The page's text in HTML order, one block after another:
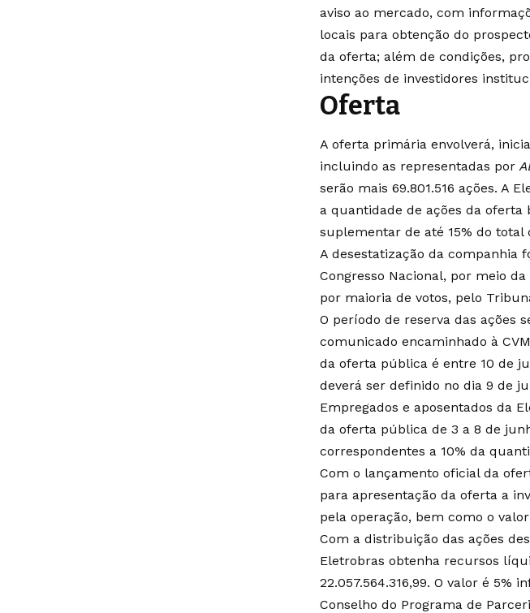
aviso ao mercado, com
locais para obtenção do
da oferta; além de condições,
intenções de investidores
Oferta
A oferta primária envolverá,
incluindo as representadas por
serão mais 69.801.516 ações. A
a quantidade de ações da
suplementar de até 15% do total
A desestatização da companhia
Congresso Nacional, por meio
por maioria de votos, pelo
O período de reserva das ações
comunicado encaminhado à
da oferta pública é entre 10 de
deverá ser definido no dia 9 de
Empregados e aposentados da
da oferta pública de 3 a 8 de
correspondentes a 10% da
Com o lançamento oficial da
para apresentação da oferta a
pela operação, bem como o
Com a distribuição das ações
Eletrobras obtenha recursos
22.057.564.316,99. O valor é 5%
Conselho do Programa de